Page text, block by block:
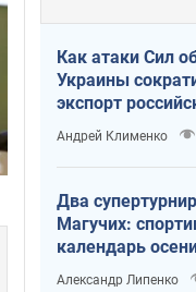
Как атаки Сил
Украины
экспорт
нефтепродуктов
Андрей Клименко
Два
Магучих:
календарь
Александр Липенко